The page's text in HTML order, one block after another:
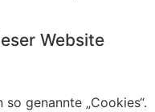
Website
genannte „Cookies“.